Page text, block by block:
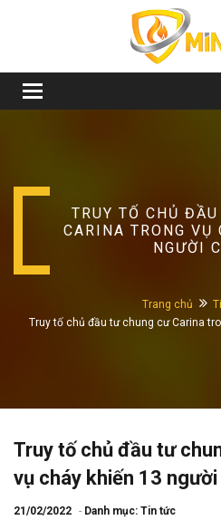
Toggle
navigation
TRUY TỐ CHỦ
CARINA TRONG VỤ
NGƯỜI
Trang chủ
Truy tố chủ đầu tư chung cư Carina
Truy tố chủ đầu tư
vụ cháy khiến 13
21/02/2022 Danh mục: Tin tức